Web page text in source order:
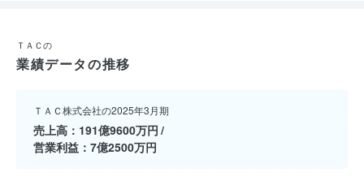
ＴＡＣの
業績データの推移
ＴＡＣ株式会社の2025年3月期
売上高
191億9600万円
営業利益
7億2500万円